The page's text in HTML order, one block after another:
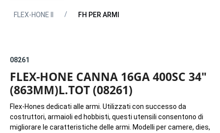
FLEX-HONE II FH PER ARMI
08261
FLEX-HONE CANNA 16GA 400SC 34"
(863MM)L.TOT (08261)
Flex-Hones dedicati alle armi. Utilizzati con successo da
costruttori, armaioli ed hobbisti, questi utensili consentono di
migliorare le caratteristiche delle armi. Modelli per camere, dies,